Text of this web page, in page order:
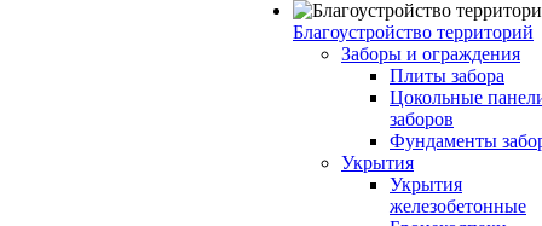
Благоустройство территорий
Заборы и ограждения
Плиты забора
Цокольные
заборов
Фундаменты
Укрытия
Укрытия
железобетонные